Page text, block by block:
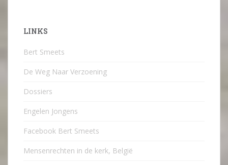
LINKS
Bert Smeets
De Weg Naar Verzoening
Dossiers
Engelen Jongens
Facebook Bert Smeets
Mensenrechten in de kerk, België